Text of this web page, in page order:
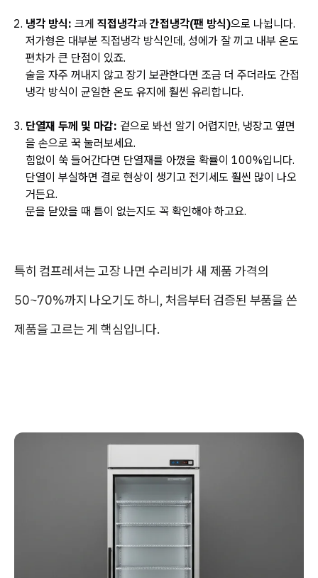
냉각 방식: 크게 직접냉각과간접냉각(팬 방식)으로 나뉩니다.
저가형은 대부분 직접냉각 방식인데, 성에가 잘 끼고 내부 온도
편차가 큰 단점이 있죠.
술을 자주 꺼내지 않고 장기 보관한다면 조금 더 주더라도 간접
냉각 방식이 균일한 온도 유지에 훨씬 유리합니다.
단열재 두께 및 마감: 겉으로 봐선 알기 어렵지만, 냉장고 옆면
을 손으로 꾹 눌러보세요.
힘없이 쑥 들어간다면 단열재를 아꼈을 확률이 100%입니다.
단열이 부실하면 결로 현상이 생기고 전기세도 훨씬 많이 나오
거든요.
문을 닫았을 때 틈이 없는지도 꼭 확인해야 하고요.
특히 컴프레셔는 고장 나면 수리비가새 제품 가격의
50~70%까지 나오기도 하니, 처음부터 검증된 부품을 쓴
제품을 고르는 게 핵심입니다.